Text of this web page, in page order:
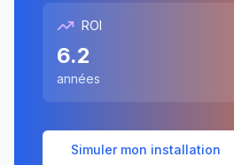
ROI
6.2
années
Simuler mon installation